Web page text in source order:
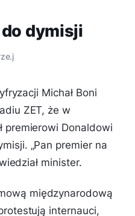
do dymisji
Michał Boni
ZET, że w
premierowi Donaldowi
„Pan premier na
minister.
międzynarodową
internauci,